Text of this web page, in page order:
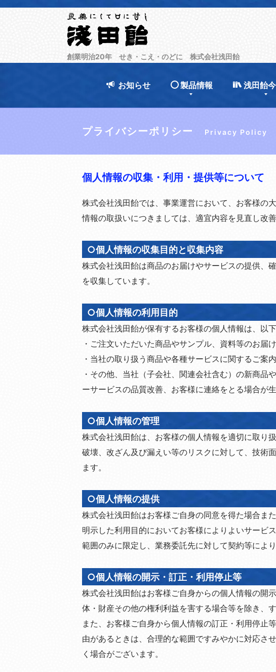
創業明治20年 せき・こえ・のどに 株式会社浅田飴
お知らせ 製品情報 浅田飴
プライバシーポリシー Privacy Policy
個人情報の収集・利用・提供等について
株式会社浅田飴では、事業運営において、お客様の
情報の取扱いにつきましては、適宜内容を見直し改善
○個人情報の収集目的と収集内容
株式会社浅田飴は商品のお届けやサービスの提供、
を収集しています。
○個人情報の利用目的
株式会社浅田飴が保有するお客様の個人情報は、以
・ご注文いただいた商品やサンプル、資料等のお届
・当社の取り扱う商品や各種サービスに関するご案
・その他、当社（子会社、関連会社含む）の新商
ーサービスの品質改善、お客様に連絡をとる場合が
○個人情報の管理
株式会社浅田飴は、お客様の個人情報を適切に取り
破壊、改ざん及び漏えい等のリスクに対して、技術
ます。
○個人情報の提供
株式会社浅田飴はお客様ご自身の同意を得た場合ま
明示した利用目的においてお客様によりよいサービ
範囲のみに限定し、業務委託先に対して契約等によ
○個人情報の開示・訂正・利用停止等
株式会社浅田飴はお客様ご自身からの個人情報の開
体・財産その他の権利利益を害する場合等を除き、
また、お客様ご自身から個人情報の訂正・利用停止
由があるときは、合理的な範囲ですみやかに対応さ
く場合がございます。